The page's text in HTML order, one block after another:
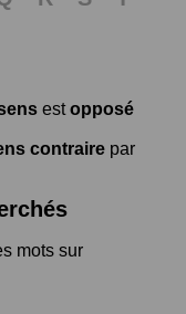
estopposé
contraire par
mots sur